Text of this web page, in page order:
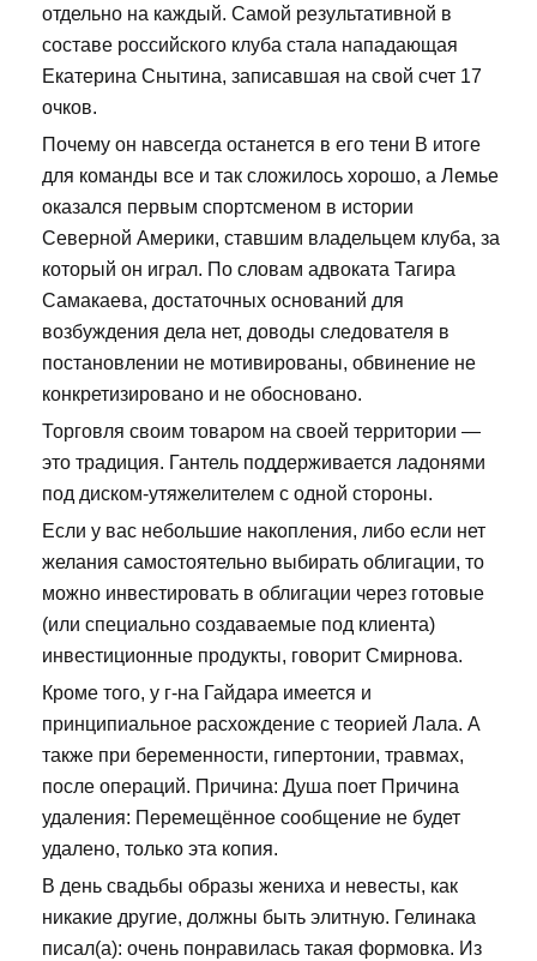
отдельно на каждый. Самой результативной в
составе российского клуба стала нападающая
Екатерина Снытина, записавшая на свой счет 17
очков.
Почему он навсегда останется в его тени В итоге
для команды все и так сложилось хорошо, а Лемье
оказался первым спортсменом в истории
Северной Америки, ставшим владельцем клуба, за
который он играл. По словам адвоката Тагира
Самакаева, достаточных оснований для
возбуждения дела нет, доводы следователя в
постановлении не мотивированы, обвинение не
конкретизировано и не обосновано.
Торговля своим товаром на своей территории —
это традиция. Гантель поддерживается ладонями
под диском-утяжелителем с одной стороны.
Если у вас небольшие накопления, либо если нет
желания самостоятельно выбирать облигации, то
можно инвестировать в облигации через готовые
(или специально создаваемые под клиента)
инвестиционные продукты, говорит Смирнова.
Кроме того, у г-на Гайдара имеется и
принципиальное расхождение с теорией Лала. А
также при беременности, гипертонии, травмах,
после операций. Причина: Душа поет Причина
удаления: Перемещённое сообщение не будет
удалено, только эта копия.
В день свадьбы образы жениха и невесты, как
никакие другие, должны быть элитную. Гелинака
писал(а): очень понравилась такая формовка. Из